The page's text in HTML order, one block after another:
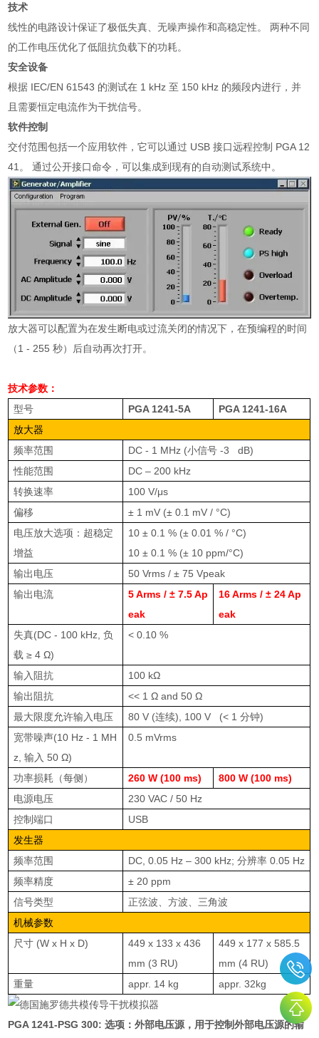
技术
线性的电路设计保证了极低失真、无噪声操作和高稳定性。 两种不同
的工作电压优化了低阻抗负载下的功耗。
安全设备
根据 IEC/EN 61543 的测试在 1 kHz至 150 kHz 的频段内进行，并
且需要恒定电流作为干扰信号。
软件控制
交付范围包括一个应用软件，它可以通过 USB接口远程控制 PGA 12
41 。 通过公开接口命令，可以集成到现有的自动测试系统中。
放大器可以配置为在发生断电或过流关闭的情况下，在预编程的时间
（1 - 255秒）后自动再次打开。
技术参数：
型号
PGA 1241-5A
PGA 1241-16A
放大器
频率范围
DC - 1 MHz (小信号-3 dB)
性能范围
DC – 200 kHz
转换速率
100 V/μs
偏移
± 1 mV (± 0.1 mV / °C)
电压放大选项：超稳定
增益
10 ± 0.1 % (± 0.01 % / °C)
10 ± 0.1 % (± 10 ppm/°C)
输出电压
50 Vrms / ± 75 Vpeak
输出电流
5 Arms / ± 7.5 Ap
eak
16 Arms / ± 24 Ap
eak
失真(DC - 100 kHz,负
载≥ 4 Ω)
< 0.10 %
输入阻抗
100 kΩ
输出阻抗
<< 1 Ω and 50 Ω
最大限度允许输入电压
80 V (连续), 100 V (< 1分钟)
宽带噪声(10 Hz - 1 MH
z,输入50 Ω)
0.5 mVrms
功率损耗（每侧） 260 W (100 ms)
800 W (100 ms)
电源电压
230 VAC / 50 Hz
控制端口
USB
发生器
频率范围
DC, 0.05 Hz – 300 kHz;分辨率0.05 Hz
频率精度
± 20 ppm
信号类型
正弦波、方波、三角波
机械参数
尺寸 (W x H x D)
449 x 133 x 436
mm (3 RU)
449 x 177 x 585.5
mm (4 RU)
重量
appr. 14 kg appr. 32kg
PGA 1241-PSG 300:选项：外部电压源，用于控制外部电压源的输